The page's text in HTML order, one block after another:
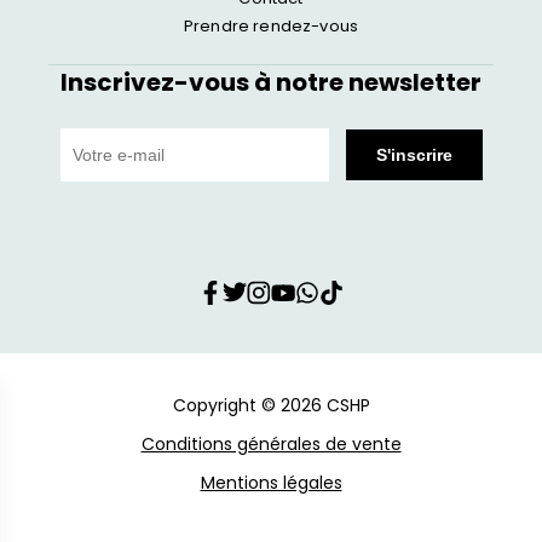
Prendre rendez-vous
Inscrivez-vous à notre newsletter
Copyright © 2026 CSHP
Conditions générales de vente
Mentions légales